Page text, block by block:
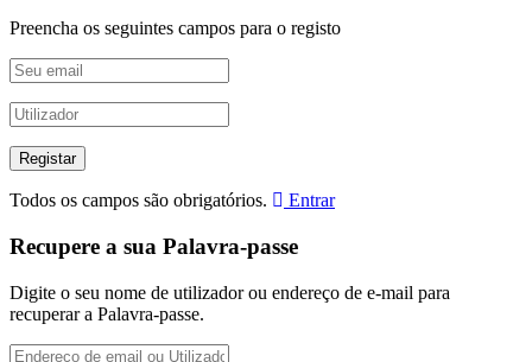
Preencha os seguintes campos para o registo
Todos os campos são obrigatórios. Entrar
Recupere a sua Palavra-passe
Digite o seu nome de utilizador ou endereço de e-mail para
recuperar a Palavra-passe.